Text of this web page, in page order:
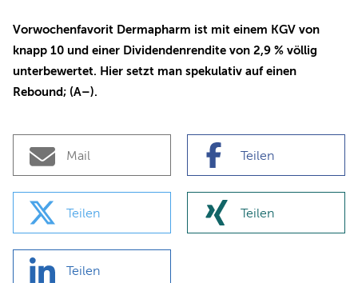
Vorwochenfavorit Dermapharm ist mit einem KGV von
knapp 10 und einer Dividendenrendite von 2,9 % völlig
unterbewertet. Hier setzt man spekulativ auf einen
Rebound; (A–).
Mail Teilen
Teilen Teilen
Teilen